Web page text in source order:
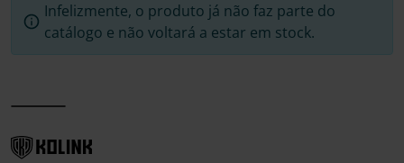
Infelizmente, o produto já não faz parte do
catálogo e não voltará a estar em stock.